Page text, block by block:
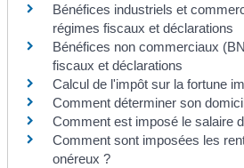
Bénéfices industriels et
régimes fiscaux et déclarations
Bénéfices non commerciaux
fiscaux et déclarations
Calcul de l'impôt sur la fortune
Comment déterminer son
Comment est imposé le salaire
Comment sont imposées les
onéreux ?